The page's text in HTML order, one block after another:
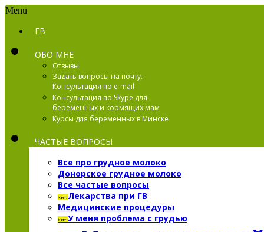
Menu
ГВ
ОБО МНЕ
Отзывы
Задать вопросы на почту.
Консультация по e-mail
Консультация по Skype для
беременных и кормящих мам
Курсы для беременных в Минске
ЧАСТЫЕ ВОПРОСЫ
Все про грудное молоко
Донорское грудное молоко
Все частые вопросы
Хит!Лекарства при ГВ
Медицинские процедуры
Хит!У меня проблема с грудью